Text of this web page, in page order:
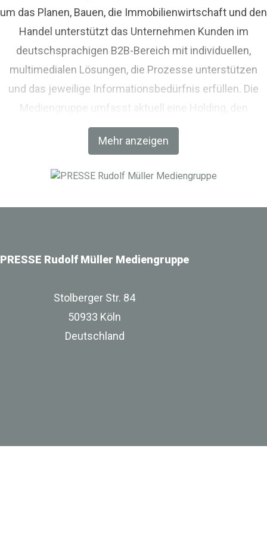
Mehr anzeigen
um das Planen, Bauen, die Immobilienwirtschaft und den
Handel unterstützt das Unternehmen Kunden im
deutschsprachigen B2B-Bereich mit individuellen,
multimedialen Lösungen, die Prozesse unterstützen
und das jeweilige Informationsbedürfnis erfüllen. Die
Mediengruppe umfasst aktuell eine Holding, den
Fachverlag RM Rudolf Müller Medien und mit der BIM
World MUNICH eine Netzwerkplattform für Akteure der
PRESSE Rudolf Müller Mediengruppe
Stolberger Str. 84
50933 Köln
Deutschland